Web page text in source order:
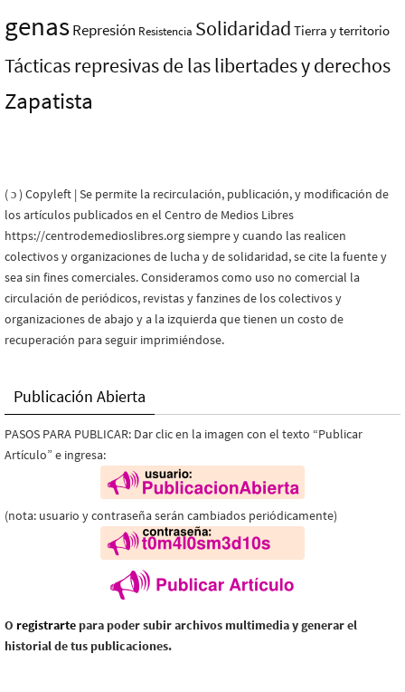
genasRepresión Resistencia Solidaridad Tierra y territorio
Tácticas represivas de las libertades y derechos
Zapatista
( ɔ ) Copyleft | Se permite la recirculación, publicación, y modificación de
los artículos publicados en el Centro de Medios Libres
https://centrodemedioslibres.org siempre y cuando las realicen
colectivos y organizaciones de lucha y de solidaridad, se cite la fuente y
sea sin fines comerciales. Consideramos como uso no comercial la
circulación de periódicos, revistas y fanzines de los colectivos y
organizaciones de abajo y a la izquierda que tienen un costo de
recuperación para seguir imprimiéndose.
Publicación Abierta
PASOS PARA PUBLICAR: Dar clic en la imagen con el texto “Publicar
Artículo” e ingresa:
(nota: usuario y contraseña serán cambiados periódicamente)
O registrarte para poder subir archivos multimedia y generar el
historial de tus publicaciones.